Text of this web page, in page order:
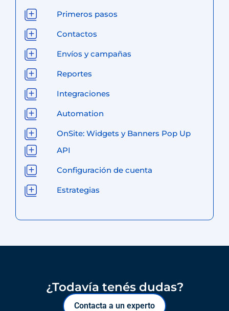
Primeros pasos
Contactos
Envíos y campañas
Reportes
Integraciones
Automation
OnSite: Widgets y Banners Pop Up
API
Configuración de cuenta
Estrategias
¿Todavía tenés dudas?
Contacta a un experto